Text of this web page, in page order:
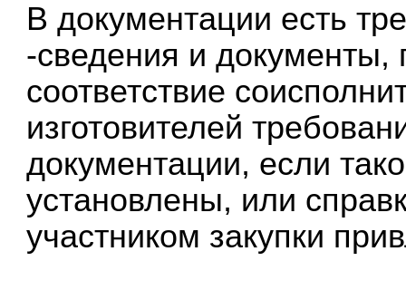
В документации есть
-сведения и
соответствие
изготовителей
документации, если
установлены, или
участником закупки